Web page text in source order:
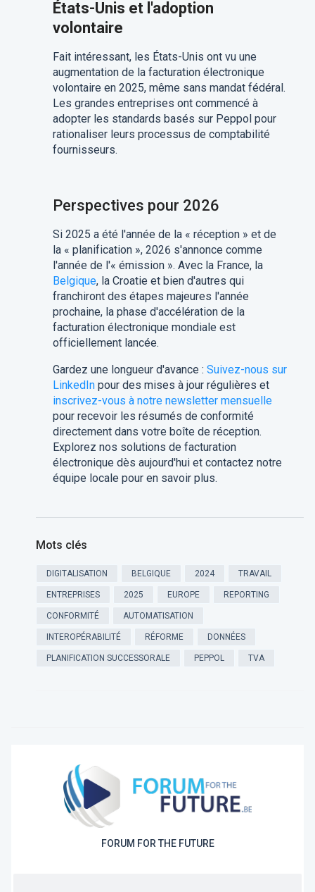
États-Unis et l'adoption
volontaire
Fait intéressant, les États-Unis ont vu une
augmentation de la facturation électronique
volontaire en 2025, même sans mandat fédéral.
Les grandes entreprises ont commencé à
adopter les standards basés sur Peppol pour
rationaliser leurs processus de comptabilité
fournisseurs.
Perspectives pour 2026
Si 2025 a été l'année de la « réception » et de
la « planification », 2026 s'annonce comme
l'année de l'« émission ». Avec la France, la
Belgique, la Croatie et bien d'autres qui
franchiront des étapes majeures l'année
prochaine, la phase d'accélération de la
facturation électronique mondiale est
officiellement lancée.
Gardez une longueur d'avance : Suivez-nous sur
LinkedInpour des mises à jour régulières et
inscrivez-vous à notre newsletter mensuelle
pour recevoir les résumés de conformité
directement dans votre boîte de réception.
Explorez nos solutions de facturation
électronique dès aujourd'hui et contactez notre
équipe locale pour en savoir plus.
Mots clés
DIGITALISATION BELGIQUE 2024 TRAVAIL
ENTREPRISES 2025 EUROPE REPORTING
CONFORMITÉ AUTOMATISATION
INTEROPÉRABILITÉ RÉFORME DONNÉES
PLANIFICATION SUCCESSORALE PEPPOL TVA
FORUM FOR THE FUTURE